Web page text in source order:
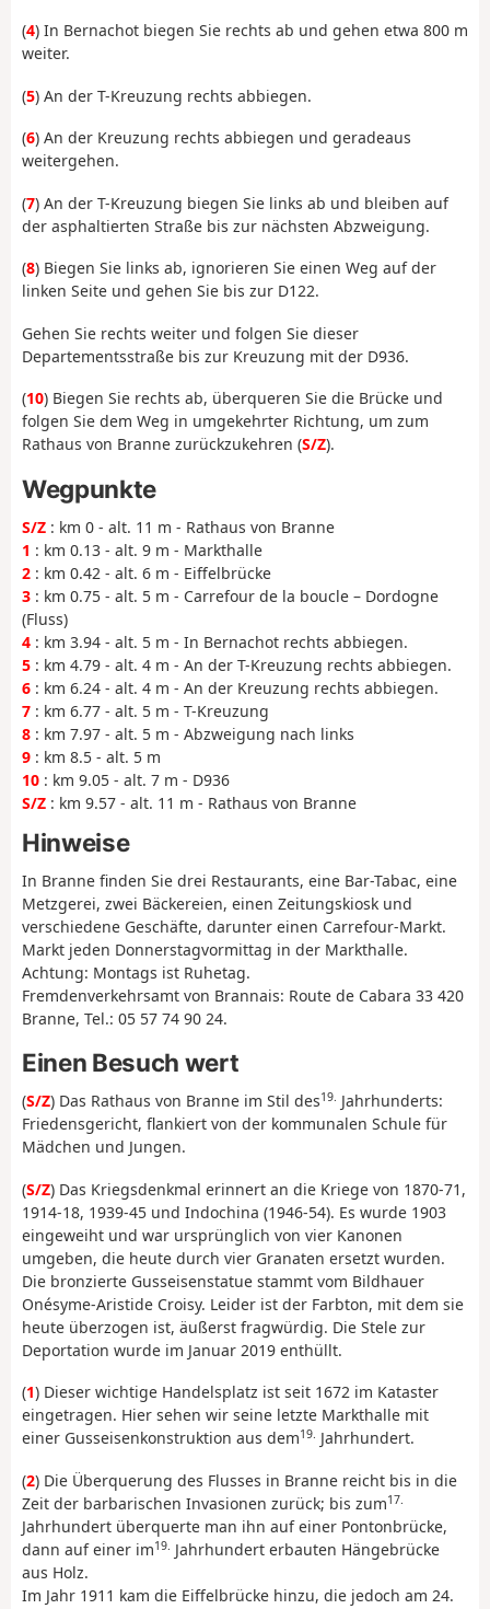
(4) In Bernachot biegen Sie rechts ab und gehen etwa 800 m
weiter.
(5) An der T-Kreuzung rechts abbiegen.
(6) An der Kreuzung rechts abbiegen und geradeaus
weitergehen.
(7) An der T-Kreuzung biegen Sie links ab und bleiben auf
der asphaltierten Straße bis zur nächsten Abzweigung.
(8) Biegen Sie links ab, ignorieren Sie einen Weg auf der
linken Seite und gehen Sie bis zur D122.
Gehen Sie rechts weiter und folgen Sie dieser
Departementsstraße bis zur Kreuzung mit der D936.
(10) Biegen Sie rechts ab, überqueren Sie die Brücke und
folgen Sie dem Weg in umgekehrter Richtung, um zum
Rathaus von Branne zurückzukehren (S/Z).
Wegpunkte
S/Z : km 0 - alt. 11 m - Rathaus von Branne
1 : km 0.13 - alt. 9 m - Markthalle
2 : km 0.42 - alt. 6 m - Eiffelbrücke
3 : km 0.75 - alt. 5 m - Carrefour de la boucle – Dordogne
(Fluss)
4 : km 3.94 - alt. 5 m - In Bernachot rechts abbiegen.
5 : km 4.79 - alt. 4 m - An der T-Kreuzung rechts abbiegen.
6 : km 6.24 - alt. 4 m - An der Kreuzung rechts abbiegen.
7 : km 6.77 - alt. 5 m - T-Kreuzung
8 : km 7.97 - alt. 5 m - Abzweigung nach links
9 : km 8.5 - alt. 5 m
10 : km 9.05 - alt. 7 m - D936
S/Z : km 9.57 - alt. 11 m - Rathaus von Branne
Hinweise
In Branne finden Sie drei Restaurants, eine Bar-Tabac, eine
Metzgerei, zwei Bäckereien, einen Zeitungskiosk und
verschiedene Geschäfte, darunter einen Carrefour-Markt.
Markt jeden Donnerstagvormittag in der Markthalle.
Achtung: Montags ist Ruhetag.
Fremdenverkehrsamt von Brannais: Route de Cabara 33 420
Branne, Tel.: 05 57 74 90 24.
Einen Besuch wert
(S/Z) Das Rathaus von Branne im Stil des19. Jahrhunderts:
Friedensgericht, flankiert von der kommunalen Schule für
Mädchen und Jungen.
(S/Z) Das Kriegsdenkmal erinnert an die Kriege von 1870-71,
1914-18, 1939-45 und Indochina (1946-54). Es wurde 1903
eingeweiht und war ursprünglich von vier Kanonen
umgeben, die heute durch vier Granaten ersetzt wurden.
Die bronzierte Gusseisenstatue stammt vom Bildhauer
Onésyme-Aristide Croisy. Leider ist der Farbton, mit dem sie
heute überzogen ist, äußerst fragwürdig. Die Stele zur
Deportation wurde im Januar 2019 enthüllt.
(1) Dieser wichtige Handelsplatz ist seit 1672 im Kataster
eingetragen. Hier sehen wir seine letzte Markthalle mit
einer Gusseisenkonstruktion aus dem19. Jahrhundert.
(2) Die Überquerung des Flusses in Branne reicht bis in die
Zeit der barbarischen Invasionen zurück; bis zum17.
Jahrhundert überquerte man ihn auf einer Pontonbrücke,
dann auf einer im19. Jahrhundert erbauten Hängebrücke
aus Holz.
Im Jahr 1911 kam die Eiffelbrücke hinzu, die jedoch am 24.